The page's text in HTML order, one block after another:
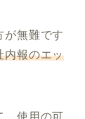
が無難です
内報のエッ